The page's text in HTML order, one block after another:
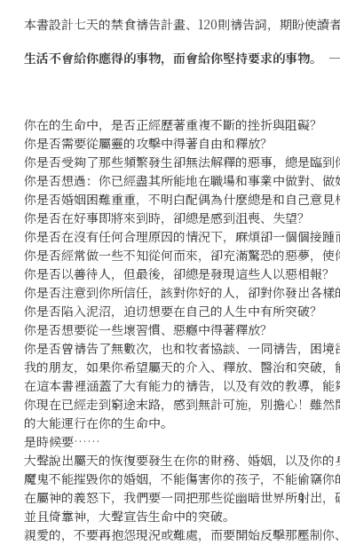
本書設計七天的禁食禱告計畫、120則禱告詞，期盼使讀
生活不會給你應得的事物，而會給你堅持要求的事物
你在的生命中，是否正經歷著重複不斷的挫折與阻礙？
你是否需要從屬靈的攻擊中得著自由和釋放？
你是否受夠了那些頻繁發生卻無法解釋的惡事，總是臨到
你是否想過：你已經盡其所能地在職場和事業中做對、做
你是否婚姻困難重重，不明白配偶為什麼總是和自己意見
你是否在好事即將來到時，卻總是感到沮喪、失望？
你是否在沒有任何合理原因的情況下，麻煩卻一個個接踵
你是否經常做一些不知從何而來，卻充滿驚恐的惡夢，
你是否以善待人，但最後，卻總是發現這些人以惡相報？
你是否注意到你所信任，該對你好的人，卻對你發出各樣
你是否陷入泥沼，迫切想要在自己的人生中有所突破？
你是否想要從一些壞習慣、惡癮中得著釋放？
你是否曾禱告了無數次，也和牧者協談、一同禱告，困境
我的朋友，如果你希望屬天的介入、釋放、醫治和突破，
在這本書裡涵蓋了大有能力的禱告，以及有效的教導，
你現在已經走到窮途末路，感到無計可施，別擔心！雖
的大能運行在你的生命中。
是時候要……
大聲說出屬天的恢復要發生在你的財務、婚姻，以及你的
魔鬼不能摧毀你的婚姻，不能傷害你的孩子，不能偷竊
在屬神的義怒下，我們要一同把那些從幽暗世界所射出
並且倚靠神，大聲宣告生命中的突破。
親愛的，不要再抱怨現況或難處，而要開始反擊那壓制你